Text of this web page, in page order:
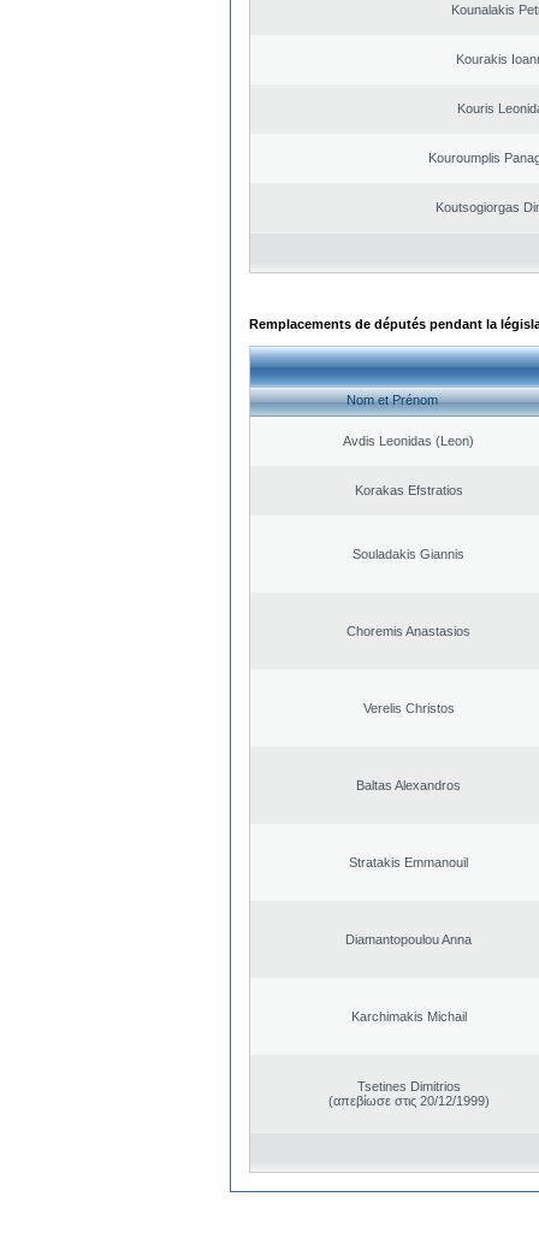
Kounalakis
Kourakis
Kouris
Kouroumplis
Koutsogiorgas
Remplacements de députés pendant la
Nom et Prénom
Avdis Leonidas (Leon)
Korakas Efstratios
Souladakis Giannis
Choremis Anastasios
Verelis Christos
Baltas Alexandros
Stratakis Emmanouil
Diamantopoulou Anna
Karchimakis Michail
Tsetines Dimitrios
(απεβίωσε στις 20/12/1999)